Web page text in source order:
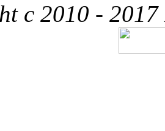
c 2010 - 2017